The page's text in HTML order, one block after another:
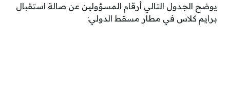
يوضح الجدول التالي أرقام المسؤولين عن صالة استقبال
برايم كلاس في مطار مسقط الدولي: